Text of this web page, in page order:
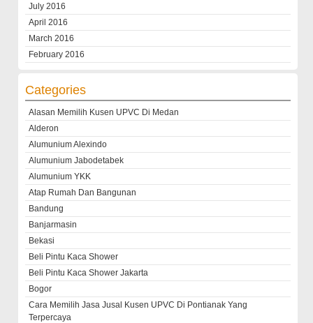
July 2016
April 2016
March 2016
February 2016
Categories
Alasan Memilih Kusen UPVC Di Medan
Alderon
Alumunium Alexindo
Alumunium Jabodetabek
Alumunium YKK
Atap Rumah Dan Bangunan
Bandung
Banjarmasin
Bekasi
Beli Pintu Kaca Shower
Beli Pintu Kaca Shower Jakarta
Bogor
Cara Memilih Jasa Jusal Kusen UPVC Di Pontianak Yang
Terpercaya